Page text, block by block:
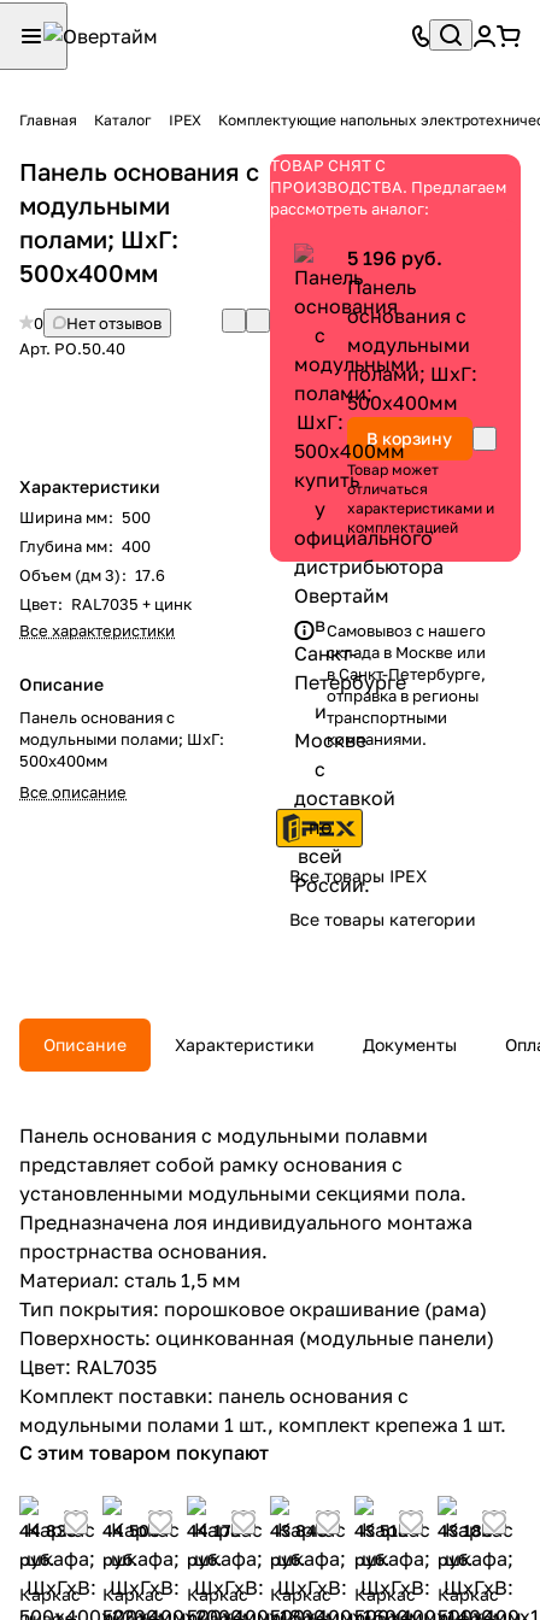
Главная Каталог IPEX Комплектующие напольных
Панель основания с
модульными
полами; ШхГ:
500х400мм
0
Нет отзывов
Арт. PO.50.40
Характеристики
Ширина мм: 500
Глубина мм: 400
Объем (дм 3): 17.6
Цвет: RAL7035 + цинк
Все характеристики
Описание
Панель основания с
модульными полами; ШхГ:
500х400мм
Все описание
ТОВАР СНЯТ С
ПРОИЗВОДСТВА. Предлагаем
рассмотреть аналог:
5 196 руб.
Панель
основания с
модульными
полами; ШхГ:
500х400мм
В корзину
Товар может
отличаться
характеристиками и
комплектацией
Самовывоз с нашего
склада в Москве или
в Санкт-Петербурге,
отправка в регионы
транспортными
компаниями.
Все товары IPEX
Все товары категории
Описание Характеристики Документы
Панель основания с модульными полавми
представляет собой рамку основания с
установленными модульными секциями пола.
Предназначена лоя индивидуального монтажа
прострнаства основания.
Материал: сталь 1,5 мм
Тип покрытия: порошковое окрашивание (рама)
Поверхность: оцинкованная (модульные панели)
Цвет: RAL7035
Комплект поставки: панель основания с
модульными полами 1 шт., комплект крепежа 1 шт.
С этим товаром покупают
44 838
руб.
Каркас
44 508
руб.
Каркас
44 178
руб.
Каркас
43 848
руб.
Каркас
43 518
руб.
Каркас
43 188
руб.
Каркас